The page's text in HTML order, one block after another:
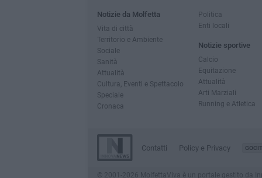
Notizie da Molfetta
Vita di città
Territorio e Ambiente
Sociale
Sanità
Attualità
Cultura, Eventi e Spettacolo
Speciale
Cronaca
Politica
Enti locali
Notizie sportive
Calcio
Equitazione
Attualità
Arti Marziali
Running e Atletica
Contatti Policy e Privacy
© 2001-2026 MolfettaViva è un portale gestito da